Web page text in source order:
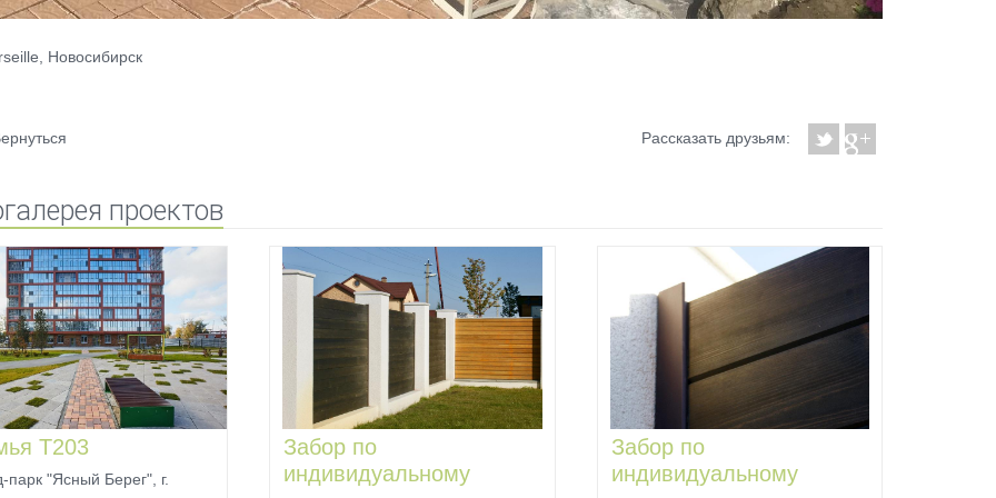
Новосибирск
Рассказать друзьям:
проектов
Т203
парк "Ясный Берег", г.
Забор по
индивидуальному
Забор по
индивидуальному